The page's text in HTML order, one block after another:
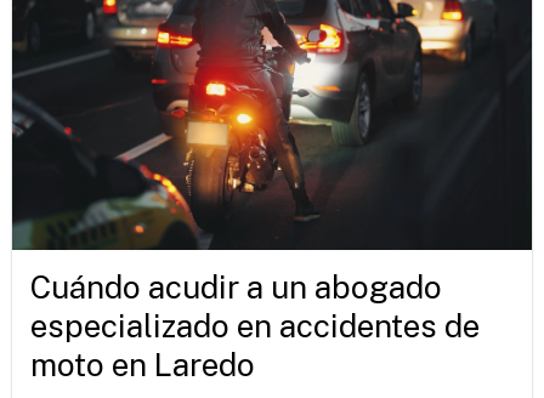
Cuándo acudir a un abogado
especializado en accidentes de
moto en Laredo